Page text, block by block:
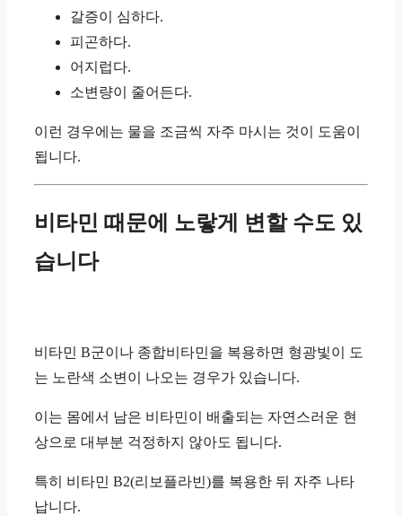
갈증이 심하다.
피곤하다.
어지럽다.
소변량이 줄어든다.
이런 경우에는 물을 조금씩 자주 마시는 것이 도움이
됩니다.
비타민 때문에 노랗게 변할 수도 있
습니다
비타민 B군이나 종합비타민을 복용하면 형광빛이 도
는 노란색 소변이 나오는 경우가 있습니다.
이는 몸에서 남은 비타민이 배출되는 자연스러운 현
상으로 대부분 걱정하지 않아도 됩니다.
특히 비타민 B2(리보플라빈)를 복용한 뒤 자주 나타
납니다.